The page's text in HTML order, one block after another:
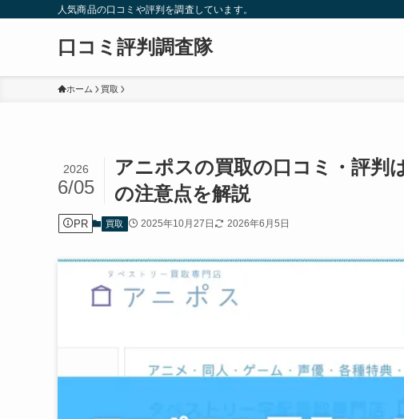
人気商品の口コミや評判を調査しています。
口コミ評判調査隊
ホーム 買取
アニポスの買取の口コミ・評判
の注意点を解説
2026
6/05
PR 買取 2025年10月27日 2026年6月5日